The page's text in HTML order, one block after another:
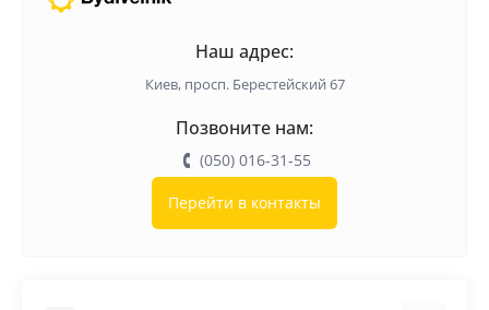
Наш адрес:
Киев, просп. Берестейский 67
Позвоните нам:
(050) 016-31-55
Перейти в контакты